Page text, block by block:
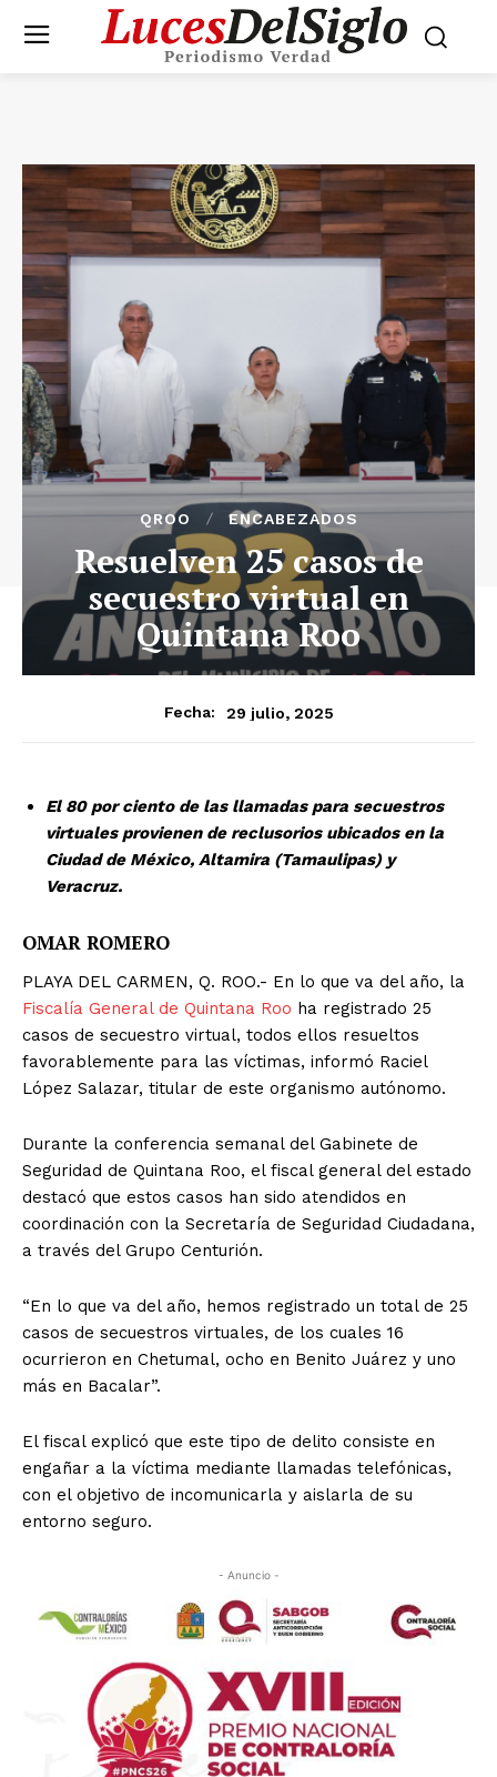
QROO ENCABEZADOS
Resuelven 25 casos de
secuestro virtual en
Quintana Roo
Fecha: 29 julio, 2025
El 80 por ciento de las llamadas para secuestros
virtuales provienen de reclusorios ubicados en la
Ciudad de México, Altamira (Tamaulipas) y
Veracruz.
OMAR ROMERO
PLAYA DEL CARMEN, Q. ROO.- En lo que va del año, la
Fiscalía General de Quintana Roo ha registrado 25
casos de secuestro virtual, todos ellos resueltos
favorablemente para las víctimas, informó Raciel
López Salazar, titular de este organismo autónomo.
Durante la conferencia semanal del Gabinete de
Seguridad de Quintana Roo, el fiscal general del estado
destacó que estos casos han sido atendidos en
coordinación con la Secretaría de Seguridad Ciudadana,
a través del Grupo Centurión.
“En lo que va del año, hemos registrado un total de 25
casos de secuestros virtuales, de los cuales 16
ocurrieron en Chetumal, ocho en Benito Juárez y uno
más en Bacalar”.
El fiscal explicó que este tipo de delito consiste en
engañar a la víctima mediante llamadas telefónicas,
con el objetivo de incomunicarla y aislarla de su
entorno seguro.
- Anuncio -